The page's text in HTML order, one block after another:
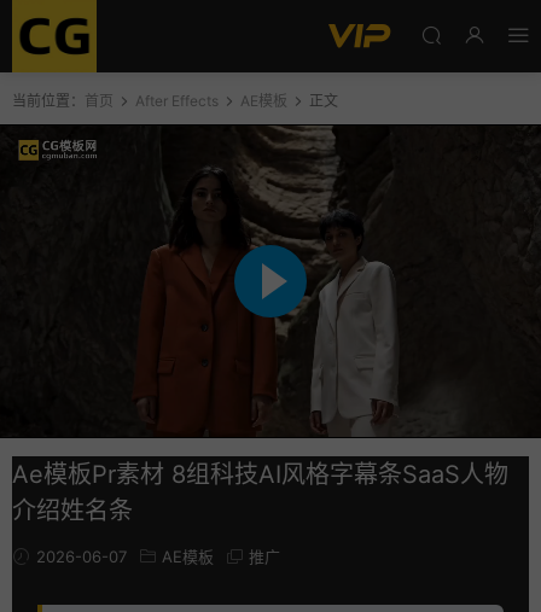
当前位置： 首页 After Effects AE模板 正文
Ae模板Pr素材 8组科技AI风格字幕条SaaS人物
介绍姓名条
2026-06-07 AE模板 推广